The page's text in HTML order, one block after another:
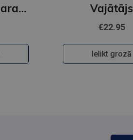
Mīlīgās kapibaras. Omulīga krāsošana. Relaksējoša krāsojamā grāmata Vajātājs
€22.95
Ielikt grozā